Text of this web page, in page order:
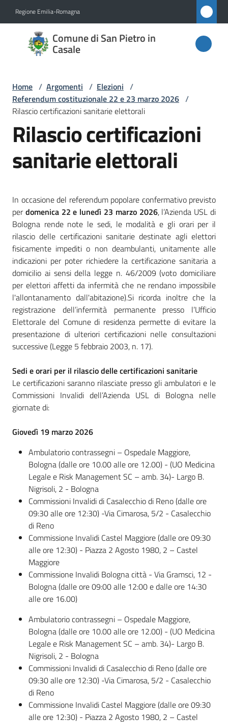
Regione Emilia-Romagna
Comune di San Pietro in
Casale
Comune
di San
in
Casale
Amministrazione
Novità
Servizi
Vivere
il
Comune
Amministrazione
Trasparente
Tutti
gli
argomenti...
Menu selezionato
Home / Argomenti / Elezioni /
Referendum costituzionale 22 e 23 marzo 2026 /
Rilascio certificazioni sanitarie elettorali
Rilascio certificazioni
sanitarie elettorali
In occasione del referendum popolare confermativo previsto
perdomenica 22 e lunedì 23 marzo 2026, l’Azienda USL di
Bologna rende note le sedi, le modalità e gli orari per il
rilascio delle certificazioni sanitarie destinate agli elettori
fisicamente impediti o non deambulanti, unitamente alle
indicazioni per poter richiedere la certificazione sanitaria a
domicilio ai sensi della legge n. 46/2009 (voto domiciliare
per elettori affetti da infermità che ne rendano impossibile
l'allontanamento dall'abitazione).Si ricorda inoltre che la
registrazione dell’infermità permanente presso l’Ufficio
Elettorale del Comune di residenza permette di evitare la
presentazione di ulteriori certificazioni nelle consultazioni
successive (Legge 5 febbraio 2003, n. 17).
Sedi e orari per il rilascio delle certificazioni sanitarie
Le certificazioni saranno rilasciate presso gli ambulatori e le
Commissioni Invalidi dell’Azienda USL di Bologna nelle
giornate di:
Giovedì 19 marzo 2026
Ambulatorio contrassegni – Ospedale Maggiore,
Bologna (dalle ore 10.00 alle ore 12.00) - (UO Medicina
Legale e Risk Management SC – amb. 34)- Largo B.
Nigrisoli, 2 - Bologna
Commissioni Invalidi di Casalecchio di Reno (dalle ore
09:30 alle ore 12:30) -Via Cimarosa, 5/2 - Casalecchio
di Reno
Commissione Invalidi Castel Maggiore (dalle ore 09:30
alle ore 12:30) - Piazza 2 Agosto 1980, 2 – Castel
Maggiore
Commissione Invalidi Bologna città - Via Gramsci, 12 -
Bologna (dalle ore 09:00 alle 12:00 e dalle ore 14:30
alle ore 16.00)
Ambulatorio contrassegni – Ospedale Maggiore,
Bologna (dalle ore 10.00 alle ore 12.00) - (UO Medicina
Legale e Risk Management SC – amb. 34)- Largo B.
Nigrisoli, 2 - Bologna
Commissioni Invalidi di Casalecchio di Reno (dalle ore
09:30 alle ore 12:30) -Via Cimarosa, 5/2 - Casalecchio
di Reno
Commissione Invalidi Castel Maggiore (dalle ore 09:30
alle ore 12:30) - Piazza 2 Agosto 1980, 2 – Castel